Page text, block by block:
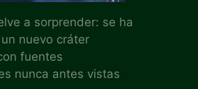
a sorprender: se ha
nuevo cráter
fuentes
nunca antes vistas